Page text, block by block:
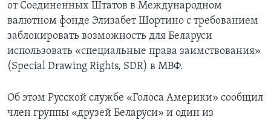
от Соединенных Штатов в Международном
валютном фонде Элизабет Шортино с требованием
заблокировать возможность для Беларуси
использовать «специальные права заимствования»
(Special Drawing Rights, SDR) в МВФ.
Об этом Русской службе «Голоса Америки» сообщил
член группы «друзей Беларуси» и один из